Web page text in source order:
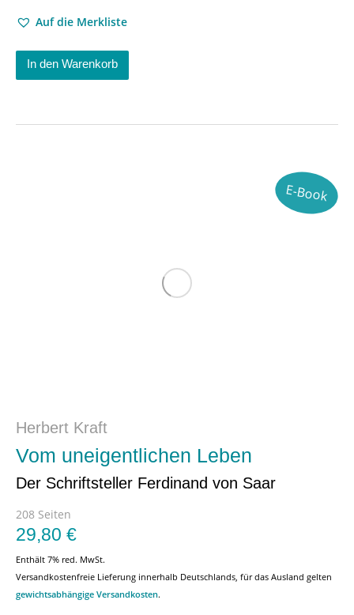
Auf die Merkliste
In den Warenkorb
E-Book
Herbert Kraft
Vom uneigentlichen Leben
Der Schriftsteller Ferdinand von Saar
208 Seiten
29,80 €
Enthält 7% red. MwSt.
Versandkostenfreie Lieferung innerhalb Deutschlands, für das Ausland gelten
gewichtsabhängige Versandkosten.